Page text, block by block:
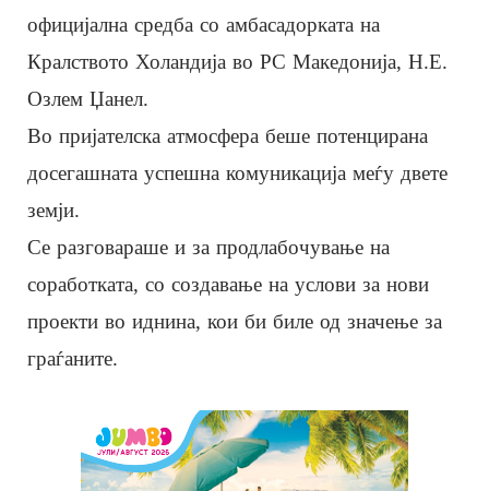
официјална средба со амбасадорката на
Кралството Холандија во РС Македонија, Н.Е.
Озлем Џанел.
Во пријателска атмосфера беше потенцирана
досегашната успешна комуникација меѓу двете
земји.
Се разговараше и за продлабочување на
соработката, со создавање на услови за нови
проекти во иднина, кои би биле од значење за
граѓаните.